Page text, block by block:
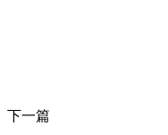
下一篇